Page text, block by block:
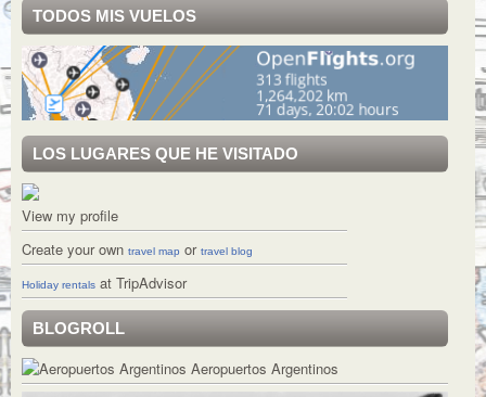
TODOS MIS VUELOS
LOS LUGARES QUE HE VISITADO
View my profile
Create your own travel map or travel blog
Holiday rentals at TripAdvisor
BLOGROLL
Aeropuertos Argentinos